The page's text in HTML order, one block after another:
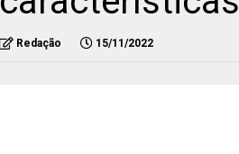
Redação 15/11/2022